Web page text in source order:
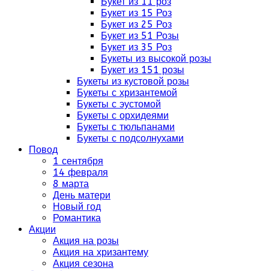
Букет из 15 Роз
Букет из 25 Роз
Букет из 51 Розы
Букет из 35 Роз
Букеты из высокой розы
Букет из 151 розы
Букеты из кустовой розы
Букеты с хризантемой
Букеты с эустомой
Букеты с орхидеями
Букеты с тюльпанами
Букеты с подсолнухами
Повод
1 сентября
14 февраля
8 марта
День матери
Новый год
Романтика
Акции
Акция на розы
Акция на хризантему
Акция сезона